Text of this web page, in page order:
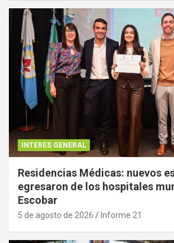
INTERES GENERAL
Residencias Médicas: nuevos
egresaron de los hospitales
Escobar
5 de agosto de 2026 Informe 21